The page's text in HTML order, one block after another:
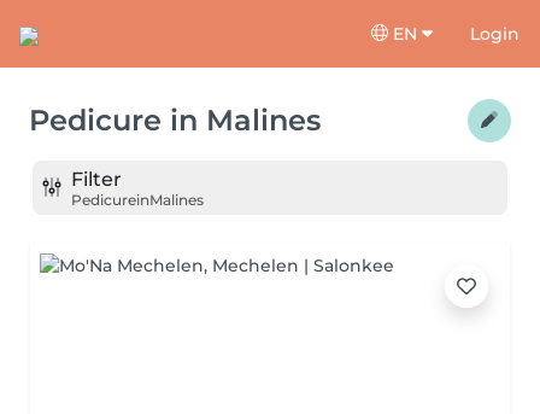
EN Login
Pedicure in Malines
Filter
PedicureinMalines